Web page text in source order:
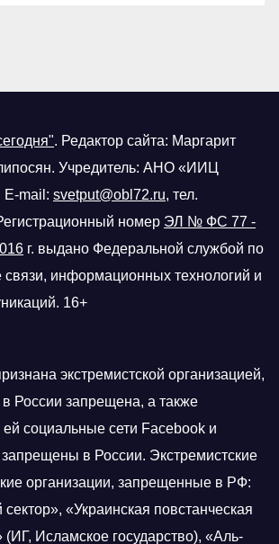
. Редактор сайта: Маргарит
Учредитель: АНО «ИИЦ
E-mail: svetput@obl72.ru, тел.
номер ЭЛ № ФС 77 -
г. выдано Федеральной службой по
связи, информационных технологий и
16+
экстремистской организацией,
в России запрещена, а также
социальные сети Facebook и
запрещены в России. Экстремистские
организации, запрещенные в РФ:
«Украинская повстанческая
Исламское государство), «Аль-